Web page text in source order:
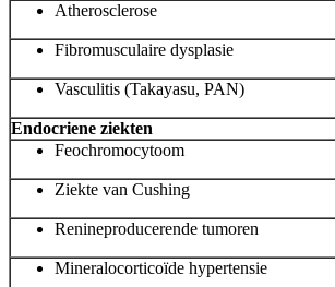
Atherosclerose
Fibromusculaire dysplasie
Vasculitis (Takayasu, PAN)
Endocriene ziekten
Feochromocytoom
Ziekte van Cushing
Renineproducerende tumoren
Mineralocorticoïde hypertensie